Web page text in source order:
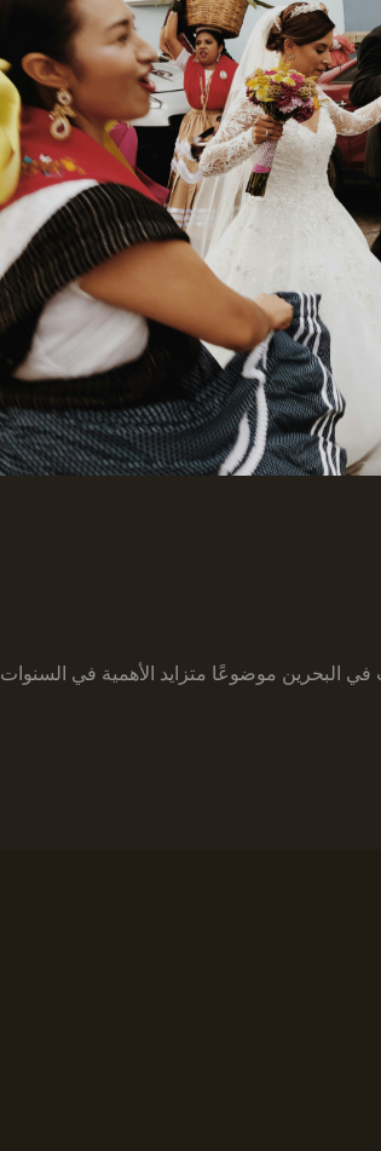
البحرين موضوعًا متزايد الأهمية في السنوات